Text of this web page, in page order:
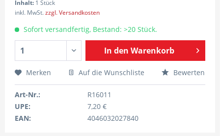
Inhalt: 1 Stück
inkl. MwSt.zzgl. Versandkosten
Sofort versandfertig, Bestand: >20 Stück.
In den Warenkorb
Merken Auf die Wunschliste Bewerten
Art-Nr.:
R16011
UPE:
7,20 €
EAN:
4046032027840